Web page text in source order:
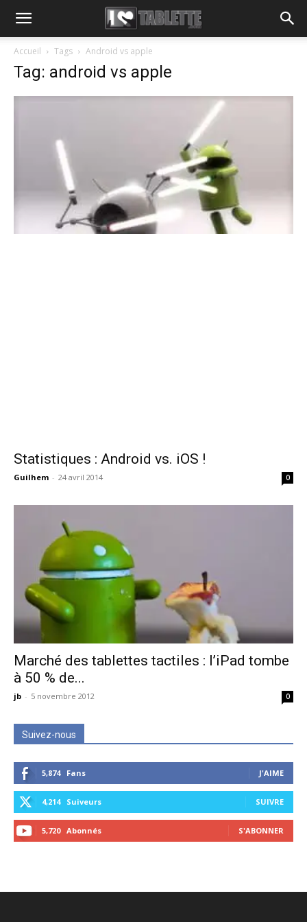
Accueil Tags Android vs apple
Tag: android vs apple
Statistiques : Android vs. iOS !
Guilhem - 24 avril 2014 0
Marché des tablettes tactiles : l’iPad tombe
à 50 % de...
jb - 5 novembre 2012 0
Suivez-nous
5,874 Fans J'AIME
4,214 Suiveurs SUIVRE
5,720 Abonnés S'ABONNER